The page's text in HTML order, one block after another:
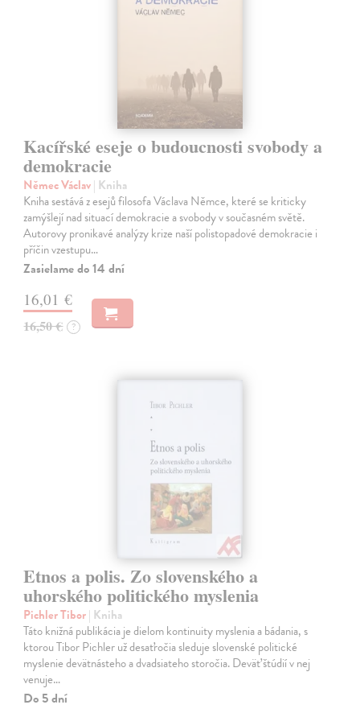
Kacířské eseje o budoucnosti svobody a
demokracie
Němec Václav| Kniha
Kniha sestává z esejů filosofa Václava Němce, které se kriticky
zamýšlejí nad situací demokracie a svobody v současném světě.
Autorovy pronikavé analýzy krize naší polistopadové demokracie i
příčin vzestupu…
Zasielame do 14 dní
16,01 €
16,50 € ?
Etnos a polis. Zo slovenského a
uhorského politického myslenia
Pichler Tibor| Kniha
Táto knižná publikácia je dielom kontinuity myslenia a bádania, s
ktorou Tibor Pichler už desaťročia sleduje slovenské politické
myslenie devätnásteho a dvadsiateho storočia. Deväť štúdií v nej
venuje…
Do 5 dní